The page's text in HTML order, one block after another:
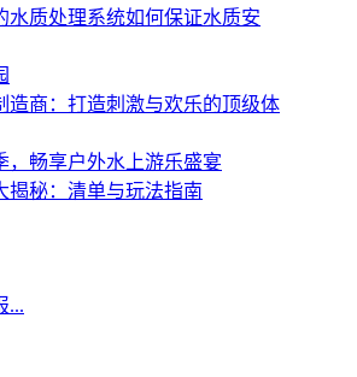
水质处理系统如何保证水质安
造商：打造刺激与欢乐的顶级体
，畅享户外水上游乐盛宴
揭秘：清单与玩法指南
...